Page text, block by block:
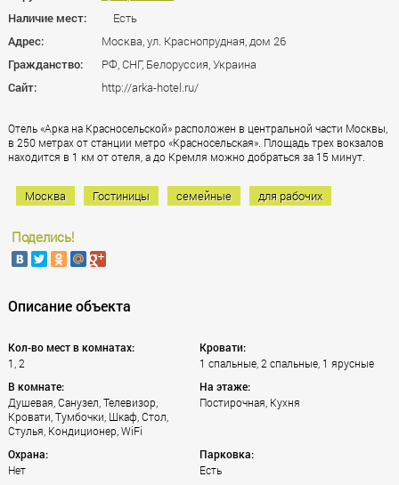
Наличие мест:
Есть
Адрес:
Москва, ул. Краснопрудная, дом 26
Гражданство:
РФ, СНГ, Белоруссия, Украина
Сайт:
http://arka-hotel.ru/
Отель «Арка на Красносельской» расположен в центральной части Москвы,
в 250 метрах от станции метро «Красносельская». Площадь трех вокзалов
находится в 1 км от отеля, а до Кремля можно добраться за 15 минут.
Москва Гостиницы семейные для рабочих
Поделись!
Описание объекта
Кол-во мест в комнатах:
1, 2
Кровати:
1 спальные, 2 спальные, 1 ярусные
В комнате:
Душевая, Санузел, Телевизор,
Кровати, Тумбочки, Шкаф, Стол,
Стулья, Кондиционер, WiFi
На этаже:
Постирочная, Кухня
Охрана:
Нет
Парковка:
Есть